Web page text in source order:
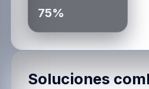
75%
Soluciones